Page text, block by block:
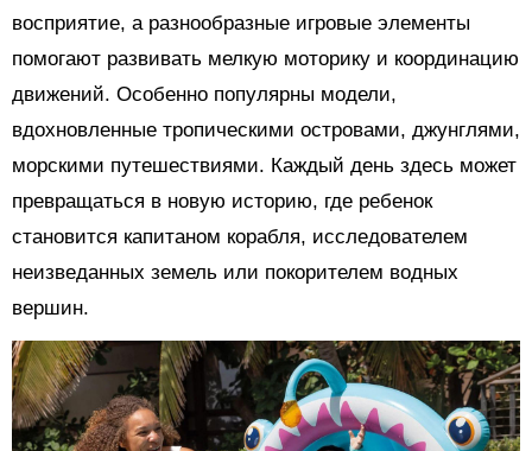
восприятие, а разнообразные игровые элементы
помогают развивать мелкую моторику и координацию
движений. Особенно популярны модели,
вдохновленные тропическими островами, джунглями,
морскими путешествиями. Каждый день здесь может
превращаться в новую историю, где ребенок
становится капитаном корабля, исследователем
неизведанных земель или покорителем водных
вершин.